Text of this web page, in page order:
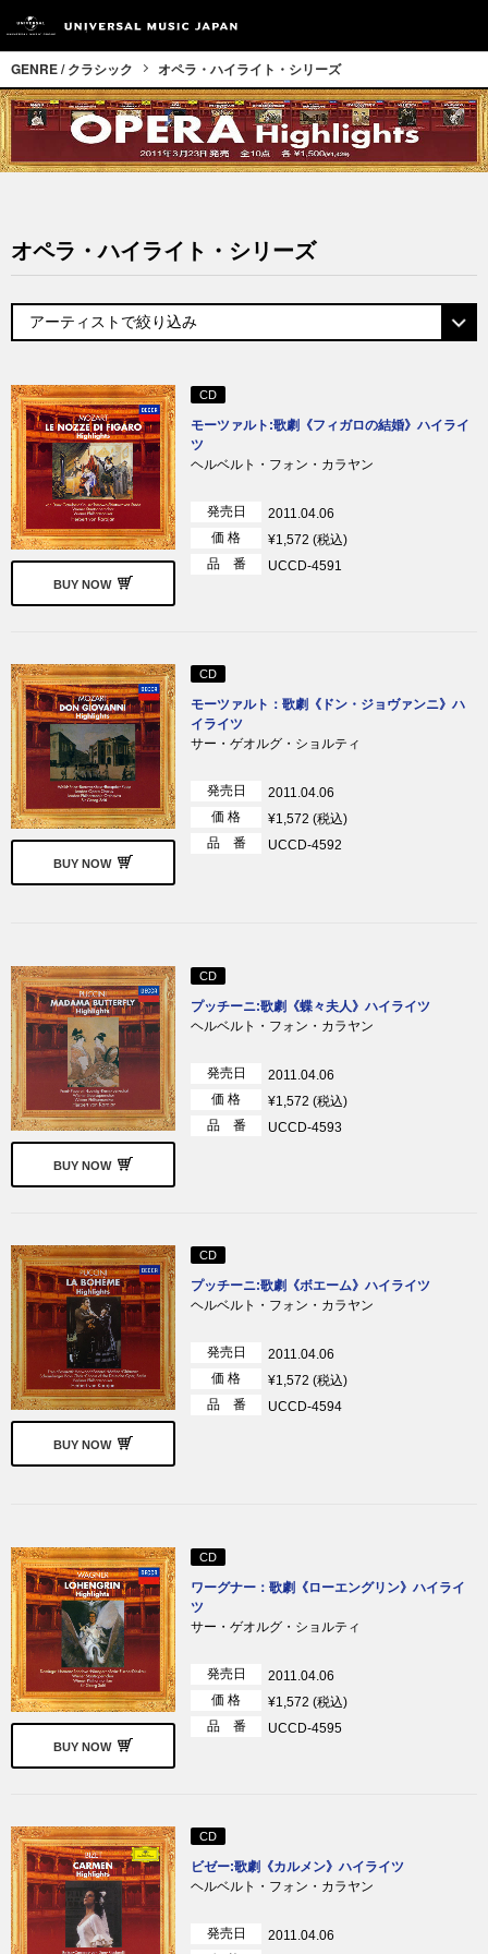
GENRE / クラシック オペラ・ハイライト・シリーズ
オペラ・ハイライト・シリーズ
BUY NOW
CD
モーツァルト:歌劇《フィガロの結婚》ハイライ
ツ
ヘルベルト・フォン・カラヤン
発売日
2011.04.06
価 格
¥1,572 (税込)
品 番
UCCD-4591
BUY NOW
CD
モーツァルト：歌劇《ドン・ジョヴァンニ》ハ
イライツ
サー・ゲオルグ・ショルティ
発売日
2011.04.06
価 格
¥1,572 (税込)
品 番
UCCD-4592
BUY NOW
CD
プッチーニ:歌劇《蝶々夫人》ハイライツ
ヘルベルト・フォン・カラヤン
発売日
2011.04.06
価 格
¥1,572 (税込)
品 番
UCCD-4593
BUY NOW
CD
プッチーニ:歌劇《ボエーム》ハイライツ
ヘルベルト・フォン・カラヤン
発売日
2011.04.06
価 格
¥1,572 (税込)
品 番
UCCD-4594
BUY NOW
CD
ワーグナー：歌劇《ローエングリン》ハイライ
ツ
サー・ゲオルグ・ショルティ
発売日
2011.04.06
価 格
¥1,572 (税込)
品 番
UCCD-4595
CD
ビゼー:歌劇《カルメン》ハイライツ
ヘルベルト・フォン・カラヤン
発売日
2011.04.06